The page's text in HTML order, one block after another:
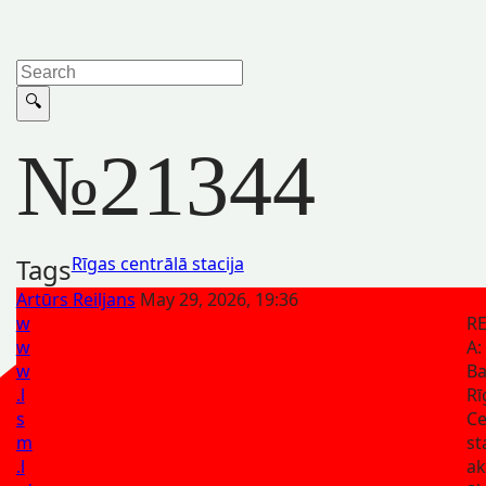
№21344
TagsRīgas centrālā stacija
Artūrs Reiljans May 29, 2026, 19:36
w
w
w
.l
s
m
.l
A: